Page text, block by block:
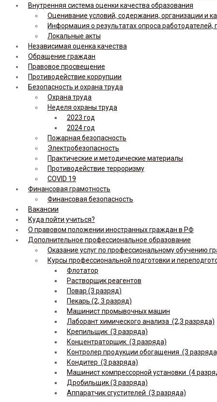
Внутренняя система оценки качества образования
Оценивание условий, содержания, организации и
Информация о результатах опроса
Локальные акты
Независимая оценка качества
Обращение граждан
Правовое просвещение
Противодействие коррупции
Безопасность и охрана труда
Охрана труда
Неделя охраны труда
2023 год
2024 год
Пожарная безопасность
Электробезопасность
Практические и методические материалы
Противодействие терроризму
COVID 19
Финансовая грамотность
Финансовая безопасность
Вакансии
Куда пойти учиться?
О правовом положении иностранных граждан в РФ
Дополнительное профессиональное образование
Оказание услуг по профессиональному обучению
Курсы профессиональной подготовки и
Флотатор
Растворщик реагентов
Повар (3 разряд)
Пекарь (2, 3 разряд)
Машинист промывочных машин
Лаборант химического анализа (2,3 разряда)
Крепильщик (3 разряда)
Концентраторщик (3 разряда)
Контролер продукции обогащения (3
Кондитер (3 разряда)
Машинист компрессорной установки (4
Дробильщик (3 разряда)
Аппаратчик сгустителей (3 разряда)